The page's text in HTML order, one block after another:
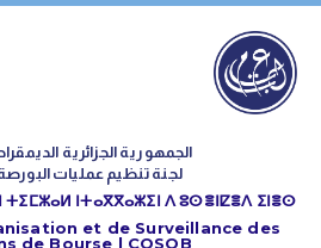
الجمهورية الجزائرية
لجنة تنظيم عمليات
ⵏⵜⴰⴳⴳⴰⵣⵉⵏ ⴷ ⵓⵙⴻⵏⵇⴻⴷ ⵉⵏⴻⵙ
et de Surveillance des
de Bourse | COSOB